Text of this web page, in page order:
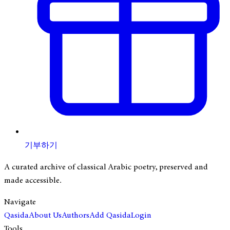
기부하기
A curated archive of classical Arabic poetry, preserved and
made accessible.
Navigate
QasidaAbout UsAuthorsAdd QasidaLogin